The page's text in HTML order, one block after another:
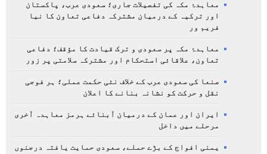
معاہدۂ مکہ کی تفصیلات جاری؛ سعودی عرب، پاکستان
اور ترکیہ کے درمیان مشترکہ دفاعی تعاون کا نیا
فریم ور
معاہدۂ مکہ پر سعودی و ترک قیادت کا مؤقف؛ دفاعی
تعاون، علاقائی استحکام اور مشترکہ سلامتی پر زور
صنعا کی سعودی عرب کے خلاف نئی حکمت عملی؛ ہر فوجی
نقل و حرکت کو نشانہ بنانے کا اعلان
ایران اور عمان کے درمیان آبنائے ہرمز معاہدہ آخری
مرحلے میں داخل
یمنی افواج کے بڑے حملے، سعودی حمایت یافتہ درجنوں